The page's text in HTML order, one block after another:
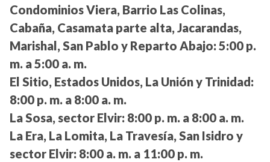
Condominios Viera, Barrio Las Colinas,
Cabaña, Casamata parte alta, Jacarandas,
Marishal, San Pablo y Reparto Abajo: 5:00 p.
m. a 5:00 a. m.
El Sitio, Estados Unidos, La Unión y Trinidad:
8:00 p. m. a 8:00 a. m.
La Sosa, sector Elvir: 8:00 p. m. a 8:00 a. m.
La Era, La Lomita, La Travesía, San Isidro y
sector Elvir: 8:00 a. m. a 11:00 p. m.